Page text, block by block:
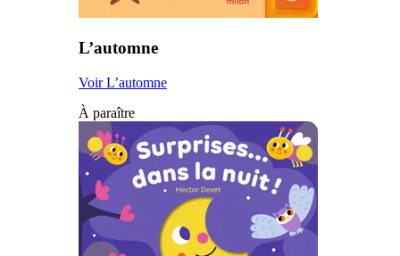
L’automne
Voir L’automne
À paraître